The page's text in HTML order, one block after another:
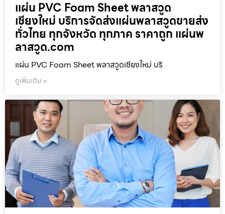
แผ่น PVC Foam Sheet พลาสวูด
เชียงใหม่ บริการจัดส่งแผ่นพลาสวูดขายส่ง
ทั่วไทย ทุกจังหวัด ทุกภาค ราคาถูก แผ่นพ
ลาสวูด.com
แผ่น PVC Foam Sheet พลาสวูดเชียงใหม่ บริ
ดูเพิ่มเติม »